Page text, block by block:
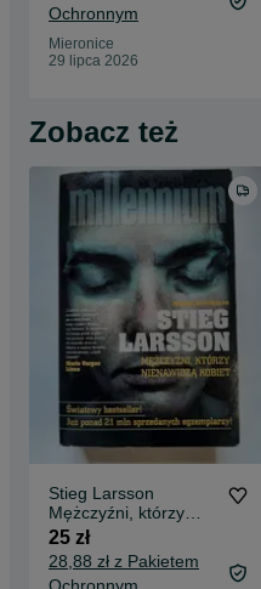
Ochronnym
Mieronice
29 lipca 2026
Zobacz też
Stieg Larsson
Mężczyźni, którzy
nienawidzą kobiet
25 zł
28,88 zł z Pakietem